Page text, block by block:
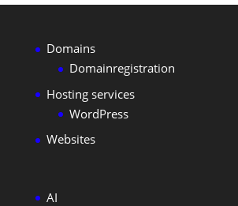
Domains
Domainregistration
Hosting services
WordPress
Websites
AI